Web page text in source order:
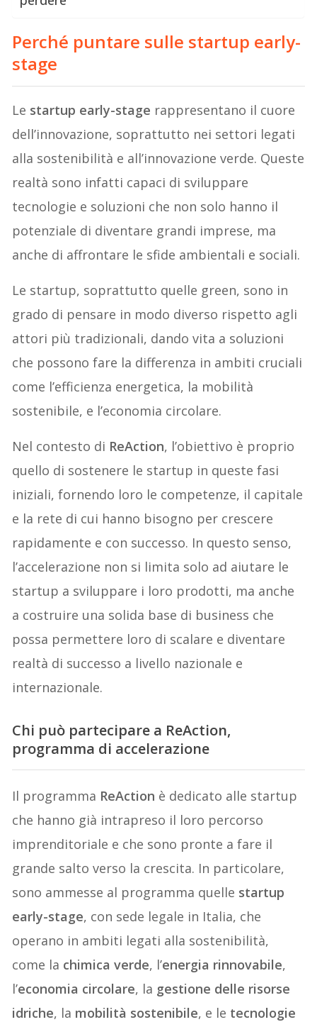
Perché puntare sulle startup early-
stage
Le startup early-stage rappresentano il cuore
dell’innovazione, soprattutto nei settori legati
alla sostenibilità e all’innovazione verde. Queste
realtà sono infatti capaci di sviluppare
tecnologie e soluzioni che non solo hanno il
potenziale di diventare grandi imprese, ma
anche di affrontare le sfide ambientali e sociali.
Le startup, soprattutto quelle green, sono in
grado di pensare in modo diverso rispetto agli
attori più tradizionali, dando vita a soluzioni
che possono fare la differenza in ambiti cruciali
come l’efficienza energetica, la mobilità
sostenibile, e l’economia circolare.
Nel contesto di ReAction, l’obiettivo è proprio
quello di sostenere le startup in queste fasi
iniziali, fornendo loro le competenze, il capitale
e la rete di cui hanno bisogno per crescere
rapidamente e con successo. In questo senso,
l’accelerazione non si limita solo ad aiutare le
startup a sviluppare i loro prodotti, ma anche
a costruire una solida base di business che
possa permettere loro di scalare e diventare
realtà di successo a livello nazionale e
internazionale.
Chi può partecipare a ReAction,
programma di accelerazione
Il programma ReAction è dedicato alle startup
che hanno già intrapreso il loro percorso
imprenditoriale e che sono pronte a fare il
grande salto verso la crescita. In particolare,
sono ammesse al programma quelle startup
early-stage, con sede legale in Italia, che
operano in ambiti legati alla sostenibilità,
come la chimica verde, l’energia rinnovabile,
l’economia circolare, la gestione delle risorse
idriche, la mobilità sostenibile, e le tecnologie